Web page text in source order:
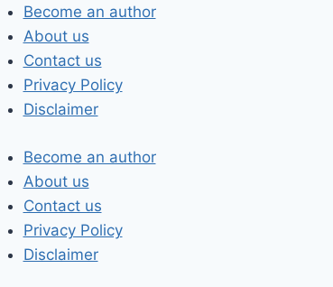
Skip
to
content
Become an author
About us
Contact us
Privacy Policy
Disclaimer
Become an author
About us
Contact us
Privacy Policy
Disclaimer